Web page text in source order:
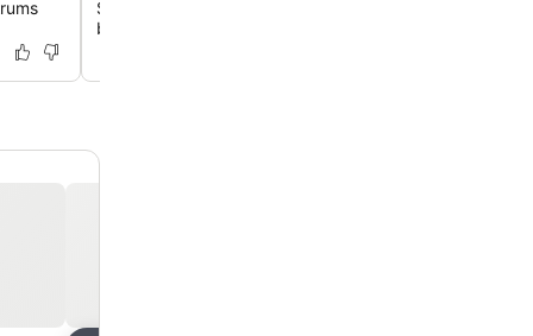
Sonnenschirmen, die eine sichere und luftige
bietet.